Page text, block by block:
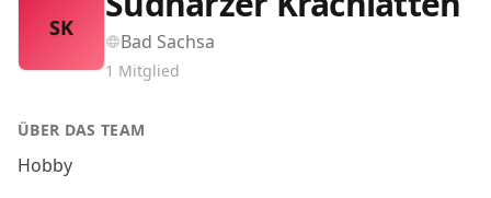
SK
Bad Sachsa
1 Mitglied
ÜBER DAS TEAM
Hobby